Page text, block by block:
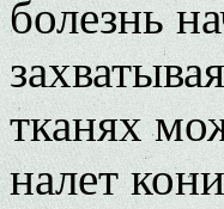
болезнь
тканях
налет